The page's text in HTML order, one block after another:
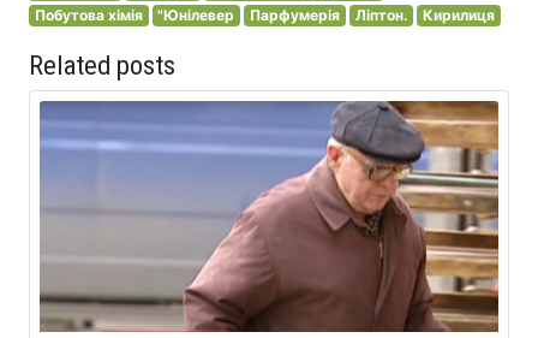
Побутова хімія
"Юнілевер Парфумерія Ліптон. Кирилиця
Related posts